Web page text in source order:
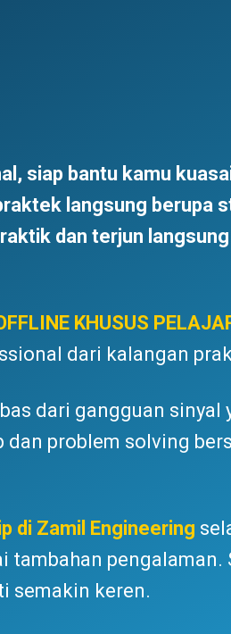
siap bantu kamu
langsung berupa
dan terjun
KHUSUS
dari kalangan
dari gangguan sinyal
problem solving
di Zamil Engineering
tambahan pengalaman.
semakin keren.